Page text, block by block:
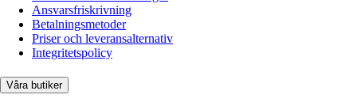
Ansvarsfriskrivning
Betalningsmetoder
Priser och leveransalternativ
Integritetspolicy
Våra butiker